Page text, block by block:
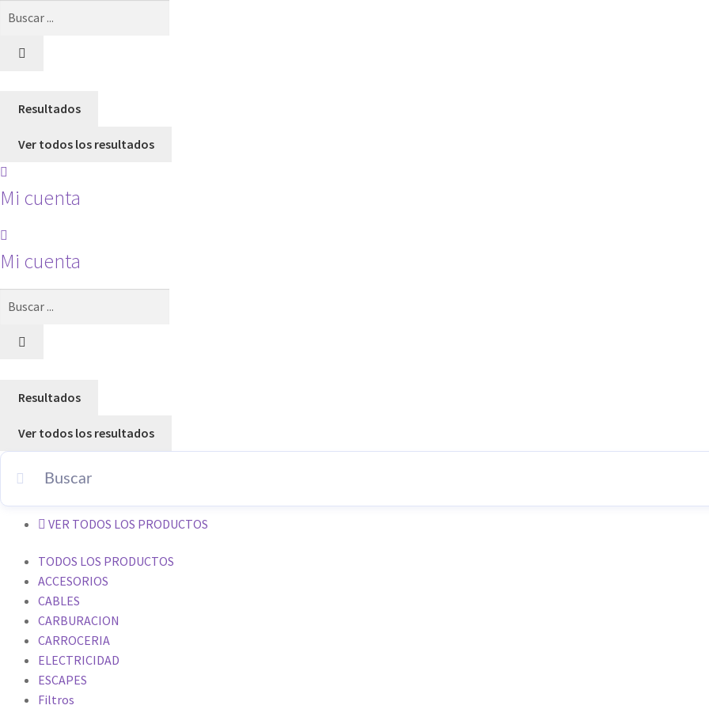
Resultados
Ver todos los resultados
Mi cuenta
Mi cuenta
Resultados
Ver todos los resultados
VER TODOS LOS PRODUCTOS
TODOS LOS PRODUCTOS
ACCESORIOS
CABLES
CARBURACION
CARROCERIA
ELECTRICIDAD
ESCAPES
Filtros